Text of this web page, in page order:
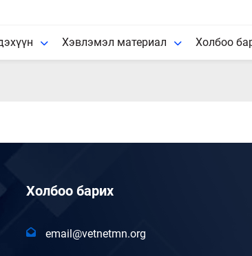
Хэвлэмэл материал Холбоо
Холбоо барих
email@vetnetmn.org